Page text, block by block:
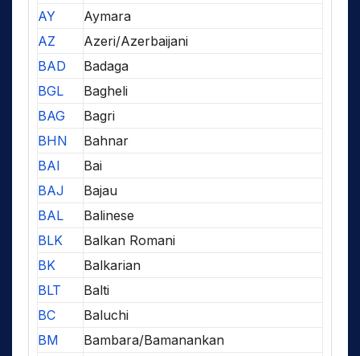
AY
Aymara
AZ
Azeri/Azerbaijani
BAD
Badaga
BGL
Bagheli
BAG
Bagri
BHN
Bahnar
BAI
Bai
BAJ
Bajau
BAL
Balinese
BLK
Balkan Romani
BK
Balkarian
BLT
Balti
BC
Baluchi
BM
Bambara/Bamanankan